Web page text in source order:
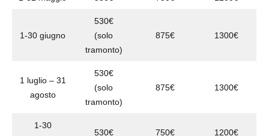
1-30 giugno
530€
(solo
tramonto)
875€ 1300€
1 luglio – 31
agosto
530€
(solo
tramonto)
875€ 1300€
1-30
530€ 750€ 1200€